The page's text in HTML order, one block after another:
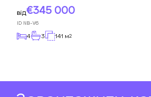
від 345 000
ID NB-V6
4 3 141 м2